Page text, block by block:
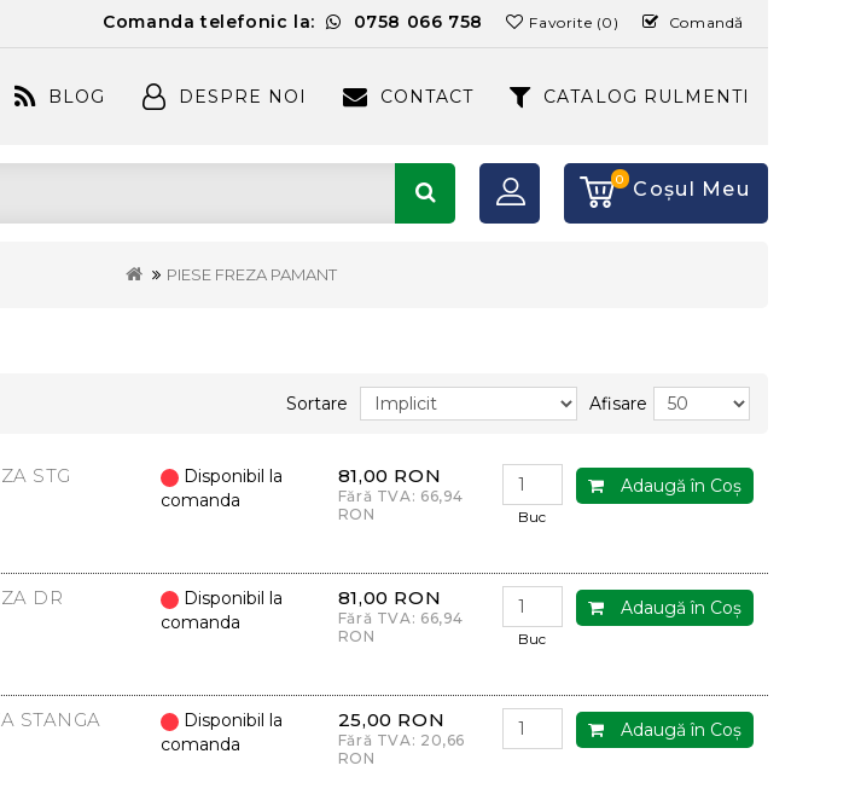
Comanda telefonic la: 0758 066 758 Favorite (0) Comandă
BLOG DESPRE NOI CONTACT CATALOG RULMENTI
0 Coşul Meu
PIESE FREZA PAMANT
Sortare Afisare
STG
Disponibil la
comanda
81,00 RON
Fără TVA: 66,94
RON
Adaugă în Coş
Buc
DR
Disponibil la
comanda
81,00 RON
Fără TVA: 66,94
RON
Adaugă în Coş
Buc
STANGA
Disponibil la
comanda
25,00 RON
Fără TVA: 20,66
RON
Adaugă în Coş